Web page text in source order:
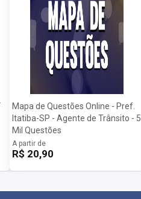
Mapa de Questões Online - Pref.
Itatiba-SP - Agente de Trânsito - 5
Mil Questões
A partir de
R$ 20,90